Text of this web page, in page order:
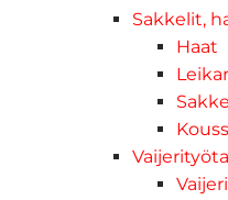
Sakkelit,
Haat